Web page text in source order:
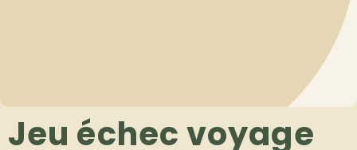
Jeu échec voyage